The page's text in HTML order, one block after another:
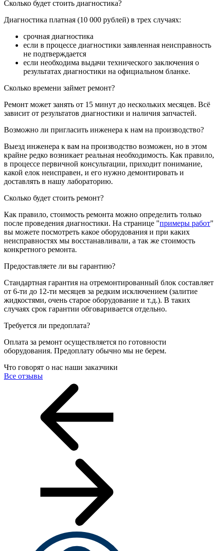
Сколько будет стоить диагностика?
Диагностика платная (10 000 рублей) в трех случаях:
срочная диагностика
если в процессе диагностики заявленная неисправность
не подтверждается
если необходима выдачи технического заключения о
результатах диагностики на официальном бланке.
Сколько времени займет ремонт?
Ремонт может занять от 15 минут до нескольких месяцев. Всё
зависит от результатов диагностики и наличия запчастей.
Возможно ли пригласить инженера к нам на производство?
Выезд инженера к вам на производство возможен, но в этом
крайне редко возникает реальная необходимость. Как правило,
в процессе первичной консультации, приходит понимание,
какой елок неисправен, и его нужно демонтировать и
доставлять в нашу лабораторию.
Сколько будет стоить ремонт?
Как правило, стоимость ремонта можно определить только
после проведения диагностики. На странице "примеры работ"
вы можете посмотреть какое оборудования и при каких
неисправностях мы восстанавливали, а так же стоимость
конкретного ремонта.
Предоставляете ли вы гарантию?
Стандартная гарантия на отремонтированный блок составляет
от 6-ти до 12-ти месяцев за редким исключением (залитие
жидкостями, очень старое оборудование и т.д.). В таких
случаях срок гарантии обговаривается отдельно.
Требуется ли предоплата?
Оплата за ремонт осуществляется по готовности
оборудования. Предоплату обычно мы не берем.
Что говорят о нас наши заказчики
Все отзывы